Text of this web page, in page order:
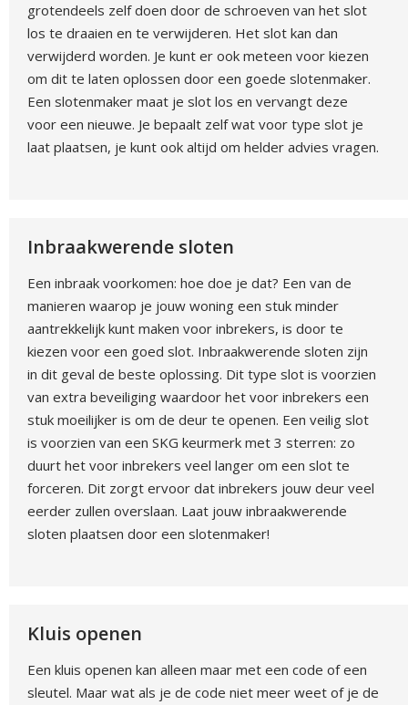
grotendeels zelf doen door de schroeven van het slot
los te draaien en te verwijderen. Het slot kan dan
verwijderd worden. Je kunt er ook meteen voor kiezen
om dit te laten oplossen door een goede slotenmaker.
Een slotenmaker maat je slot los en vervangt deze
voor een nieuwe. Je bepaalt zelf wat voor type slot je
laat plaatsen, je kunt ook altijd om helder advies vragen.
Inbraakwerende sloten
Een inbraak voorkomen: hoe doe je dat? Een van de
manieren waarop je jouw woning een stuk minder
aantrekkelijk kunt maken voor inbrekers, is door te
kiezen voor een goed slot. Inbraakwerende sloten zijn
in dit geval de beste oplossing. Dit type slot is voorzien
van extra beveiliging waardoor het voor inbrekers een
stuk moeilijker is om de deur te openen. Een veilig slot
is voorzien van een SKG keurmerk met 3 sterren: zo
duurt het voor inbrekers veel langer om een slot te
forceren. Dit zorgt ervoor dat inbrekers jouw deur veel
eerder zullen overslaan. Laat jouw inbraakwerende
sloten plaatsen door een slotenmaker!
Kluis openen
Een kluis openen kan alleen maar met een code of een
sleutel. Maar wat als je de code niet meer weet of je de